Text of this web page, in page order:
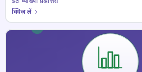
क्विज़ लें